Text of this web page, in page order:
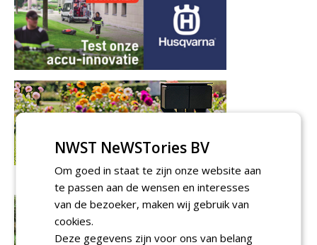
NWST NeWSTories BV
Om goed in staat te zijn onze website aan
te passen aan de wensen en interesses
van de bezoeker, maken wij gebruik van
cookies.
Deze gegevens zijn voor ons van belang